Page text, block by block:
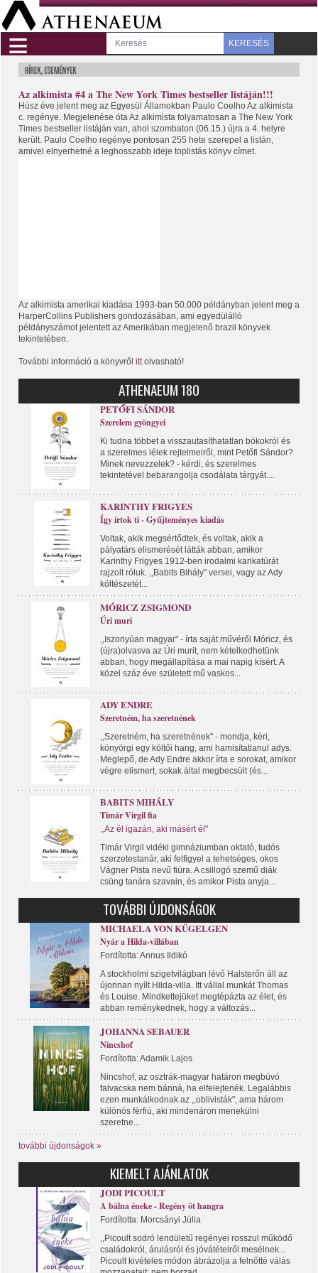
≡ KERESÉS
Az alkimista #4 a The New York Times bestseller listáján!!!
Húsz éve jelent meg az Egyesül Államokban Paulo Coelho Az alkimista
c. regénye. Megjelenése óta Az alkimista folyamatosan a The New York
Times bestseller listáján van, ahol szombaton (06.15.) újra a 4. helyre
került. Paulo Coelho regénye pontosan 255 hete szerepel a listán,
amivel elnyerhetné a leghosszabb ideje toplistás könyv címet.
Az alkimista amerikai kiadása 1993-ban 50.000 példányban jelent meg a
HarperCollins Publishers gondozásában, ami egyedülálló
példányszámot jelentett az Amerikában megjelenő brazil könyvek
tekintetében.
További információ a könyvről itt olvasható!
ATHENAEUM 180
PETŐFI SÁNDOR
Szerelem gyöngyei
Ki tudna többet a visszautasíthatatlan bókokról és
a szerelmes lélek rejtelmeiről, mint Petőfi Sándor?
Minek nevezzelek? - kérdi, és szerelmes
tekintetével bebarangolja csodálata tárgyát....
KARINTHY FRIGYES
Így írtok ti - Gyűjteményes kiadás
Voltak, akik megsértődtek, és voltak, akik a
pályatárs elismerését látták abban, amikor
Karinthy Frigyes 1912-ben irodalmi karikatúrát
rajzolt róluk. ,,Babits Bihály" versei, vagy az Ady
költészetét...
MÓRICZ ZSIGMOND
Úri muri
,,Iszonyúan magyar" - írta saját művéről Móricz, és
(újra)olvasva az Úri murit, nem kételkedhetünk
abban, hogy megállapítása a mai napig kísért. A
közel száz éve született mű vaskos...
ADY ENDRE
Szeretném, ha szeretnének
,,Szeretném, ha szeretnének" - mondja, kéri,
könyörgi egy költői hang, ami hamisítatlanul adys.
Meglepő, de Ady Endre akkor írta e sorokat, amikor
végre elismert, sokak által megbecsült (és...
BABITS MIHÁLY
Timár Virgil fia
,,Az él igazán, aki másért él"
Timár Virgil vidéki gimnáziumban oktató, tudós
szerzetestanár, aki felfigyel a tehetséges, okos
Vágner Pista nevű fiúra. A csillogó szemű diák
csüng tanára szavain, és amikor Pista anyja...
TOVÁBBI ÚJDONSÁGOK
MICHAELA VON KÜGELGEN
Nyár a Hilda-villában
Fordította: Annus Ildikó
A stockholmi szigetvilágban lévő Halsterőn áll az
újonnan nyílt Hilda-villa. Itt vállal munkát Thomas
és Louise. Mindkettejüket megtépázta az élet, és
abban reménykednek, hogy a változás...
JOHANNA SEBAUER
Nincshof
Fordította: Adamik Lajos
Nincshof, az osztrák-magyar határon megbúvó
falvacska nem bánná, ha elfelejtenék. Legalábbis
ezen munkálkodnak az ,,oblivisták", ama három
különös férfiú, aki mindenáron menekülni
szeretne...
további újdonságok »
KIEMELT AJÁNLATOK
JODI PICOULT
A bálna éneke - Regény öt hangra
Fordította: Morcsányi Júlia
,,Picoult sodró lendületű regényei rosszul működő
családokról, árulásról és jóvátételről mesélnek...
Picoult kivételes módon ábrázolja a felnőtté válás